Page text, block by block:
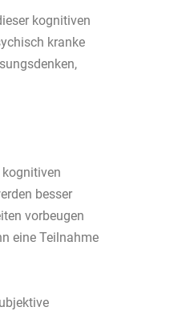
kognitiven
kranke
besser
vorbeugen
eine Teilnahme